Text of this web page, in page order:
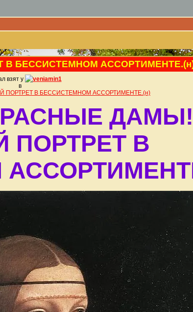
БЕССИСТЕМНОМ
взят у
veniamin1
в
В БЕССИСТЕМНОМ АССОРТИМЕНТЕ.(н)
ДАМЫ!
ПОРТРЕТ В